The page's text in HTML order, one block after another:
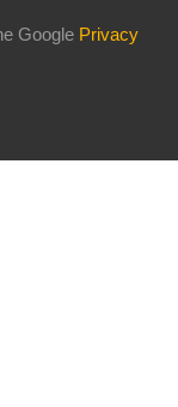
Google Privacy